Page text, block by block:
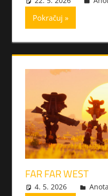
Pokračuj
FAR FAR WEST
4. 5. 2026 xmilek